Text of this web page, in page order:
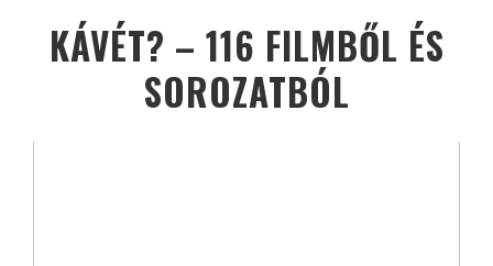
KÁVÉT? – 116 FILMBŐL ÉS
SOROZATBÓL